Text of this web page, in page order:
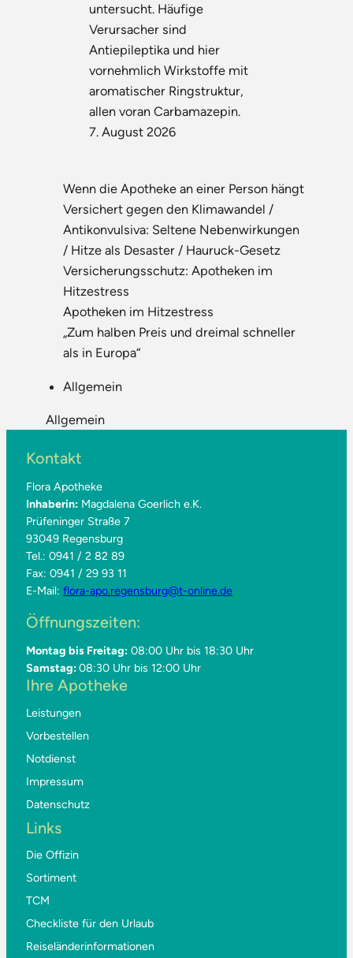
untersucht. Häufige
Verursacher sind
Antiepileptika und hier
vornehmlich Wirkstoffe mit
aromatischer Ringstruktur,
allen voran Carbamazepin.
7. August 2026
Wenn die Apotheke an einer Person hängt
Versichert gegen den Klimawandel /
Antikonvulsiva: Seltene Nebenwirkungen
/ Hitze als Desaster / Hauruck-Gesetz
Versicherungsschutz: Apotheken im
Hitzestress
Apotheken im Hitzestress
„Zum halben Preis und dreimal schneller
als in Europa“
Allgemein
Allgemein
Kontakt
Flora Apotheke
Inhaberin: Magdalena Goerlich e.K.
Prüfeninger Straße 7
93049 Regensburg
Tel.: 0941 / 2 82 89
Fax: 0941 / 29 93 11
E-Mail:flora-apo.regensburg@t-online.de
Öffnungszeiten:
Montag bis Freitag: 08:00 Uhr bis 18:30 Uhr
Samstag:08:30 Uhr bis 12:00 Uhr
Ihre Apotheke
Leistungen
Vorbestellen
Notdienst
Impressum
Datenschutz
Links
Die Offizin
Sortiment
TCM
Checkliste für den Urlaub
Reiseländerinformationen